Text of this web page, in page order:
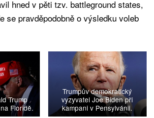
hned v pěti tzv. battleground states,
se pravděpodobně o výsledku voleb
Trump
Floridě.
Trumpův demokratický
vyzyvatel Joe Biden při
kampani v Pensylvánii.